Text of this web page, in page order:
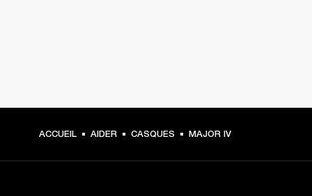
ACCUEIL AIDER CASQUES MAJOR IV